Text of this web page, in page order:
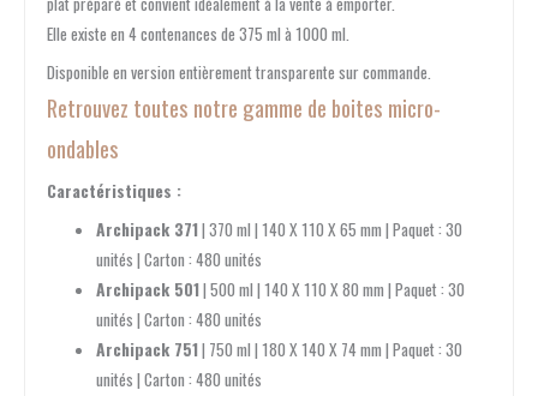
Elle existe en 4 contenances de 375 ml à 1000 ml.
Disponible en version entièrement transparente sur commande.
Retrouvez toutes notre gamme de boites micro-
ondables
Caractéristiques :
Archipack 371| 370 ml | 140 X 110 X 65 mm | Paquet : 30
unités | Carton : 480 unités
Archipack 501| 500 ml | 140 X 110 X 80 mm | Paquet : 30
unités | Carton : 480 unités
Archipack 751| 750 ml | 180 X 140 X 74 mm | Paquet : 30
unités | Carton : 480 unités